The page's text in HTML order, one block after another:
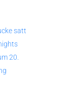
satt
20.